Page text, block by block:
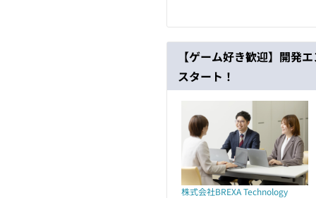
【ゲーム好き歓迎】開発
スタート！
株式会社BREXA Technology